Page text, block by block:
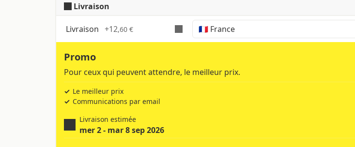
Livraison
Livraison +12,60 €
Promo
Pour ceux qui peuvent attendre, le meilleur prix.
Le meilleur prix
Communications par email
Livraison estimée
mer 2 - mar 8 sep 2026